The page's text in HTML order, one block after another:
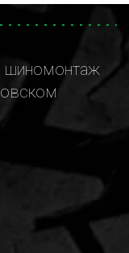
шиномонтаж